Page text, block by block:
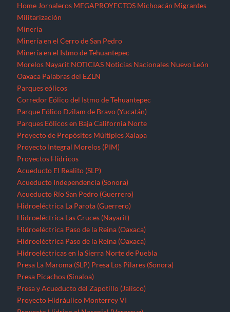
Home Jornaleros MEGAPROYECTOS Michoacán Migrantes
Militarización
Minería
Minería en el Cerro de San Pedro
Minería en el Istmo de Tehuantepec
Morelos Nayarit NOTICIAS Noticias Nacionales Nuevo León
Oaxaca Palabras del EZLN
Parques eólicos
Corredor Eólico del Istmo de Tehuantepec
Parque Eólico Dzilam de Bravo (Yucatán)
Parques Eólicos en Baja California Norte
Proyecto de Propósitos Múltiples Xalapa
Proyecto Integral Morelos (PIM)
Proyectos Hídricos
Acueducto El Realito (SLP)
Acueducto Independencia (Sonora)
Acueducto Río San Pedro (Guerrero)
Hidroeléctrica La Parota (Guerrero)
Hidroeléctrica Las Cruces (Nayarit)
Hidroeléctrica Paso de la Reina (Oaxaca)
Hidroeléctrica Paso de la Reina (Oaxaca)
Hidroeléctricas en la Sierra Norte de Puebla
Presa La Maroma (SLP) Presa Los Pilares (Sonora)
Presa Picachos (Sinaloa)
Presa y Acueducto del Zapotillo (Jalisco)
Proyecto Hidráulico Monterrey VI